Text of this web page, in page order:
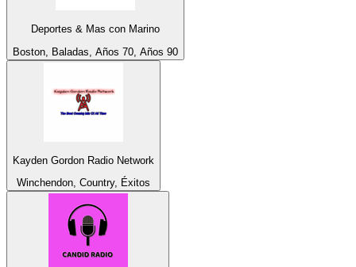
Deportes & Mas con Marino
Boston, Baladas, Años 70, Años 90
Kayden Gordon Radio Network
Winchendon, Country, Éxitos